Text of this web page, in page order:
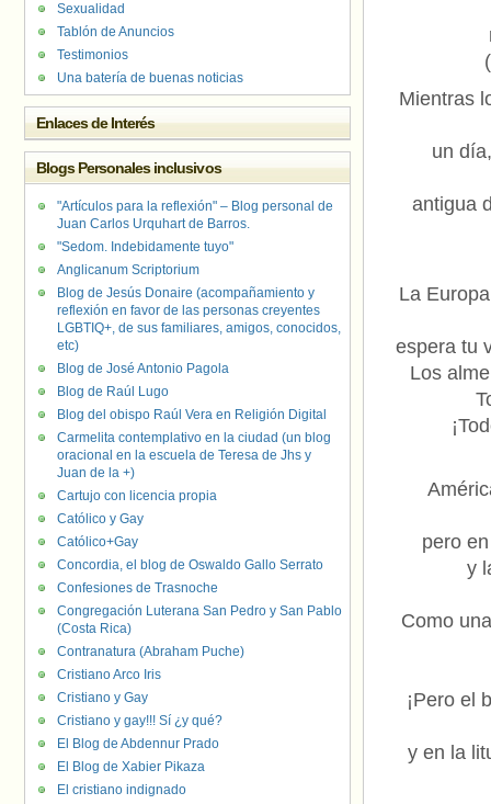
Mientras
un
antigua
La
espera tu
Los
pero
y
Como
¡Pero el
y en la
Sexualidad
Tablón de Anuncios
Testimonios
Una batería de buenas noticias
Enlaces de Interés
Blogs Personales inclusivos
"Artículos para la reflexión" – Blog personal de
Juan Carlos Urquhart de Barros.
"Sedom. Indebidamente tuyo"
Anglicanum Scriptorium
Blog de Jesús Donaire (acompañamiento y
reflexión en favor de las personas creyentes
LGBTIQ+, de sus familiares, amigos, conocidos,
etc)
Blog de José Antonio Pagola
Blog de Raúl Lugo
Blog del obispo Raúl Vera en Religión Digital
Carmelita contemplativo en la ciudad (un blog
oracional en la escuela de Teresa de Jhs y
Juan de la +)
Cartujo con licencia propia
Católico y Gay
Católico+Gay
Concordia, el blog de Oswaldo Gallo Serrato
Confesiones de Trasnoche
Congregación Luterana San Pedro y San Pablo
(Costa Rica)
Contranatura (Abraham Puche)
Cristiano Arco Iris
Cristiano y Gay
Cristiano y gay!!! Sí ¿y qué?
El Blog de Abdennur Prado
El Blog de Xabier Pikaza
El cristiano indignado